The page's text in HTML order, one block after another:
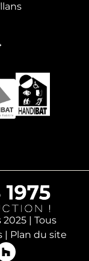
| Tous
| Plan du site